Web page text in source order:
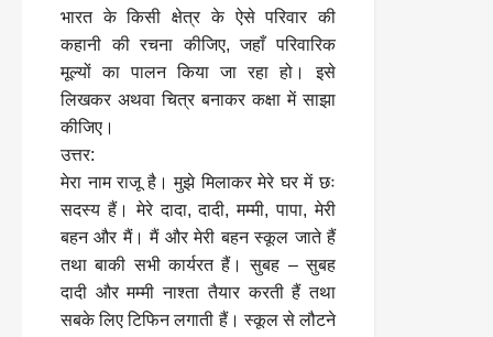
भारत के किसी क्षेत्र के ऐसे परिवार की
कहानी की रचना कीजिए, जहाँ परिवारिक
मूल्यों का पालन किया जा रहा हो। इसे
लिखकर अथवा चित्र बनाकर कक्षा में साझा
कीजिए।
उत्तर:
मेरा नाम राजू है। मुझे मिलाकर मेरे घर में छः
सदस्य हैं। मेरे दादा, दादी, मम्मी, पापा, मेरी
बहन और मैं। मैं और मेरी बहन स्कूल जाते हैं
तथा बाकी सभी कार्यरत हैं। सुबह – सुबह
दादी और मम्मी नाश्ता तैयार करती हैं तथा
सबके लिए टिफिन लगाती हैं। स्कूल से लौटने